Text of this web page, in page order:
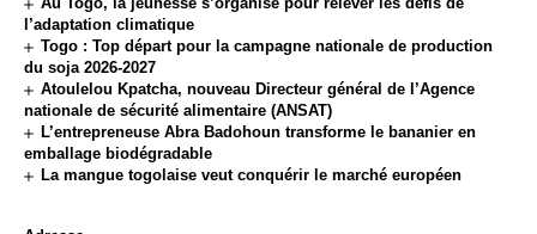
l’adaptation climatique
Togo : Top départ pour la campagne nationale de production
du soja 2026-2027
Atoulelou Kpatcha, nouveau Directeur général de l’Agence
nationale de sécurité alimentaire (ANSAT)
L’entrepreneuse Abra Badohoun transforme le bananier en
emballage biodégradable
La mangue togolaise veut conquérir le marché européen